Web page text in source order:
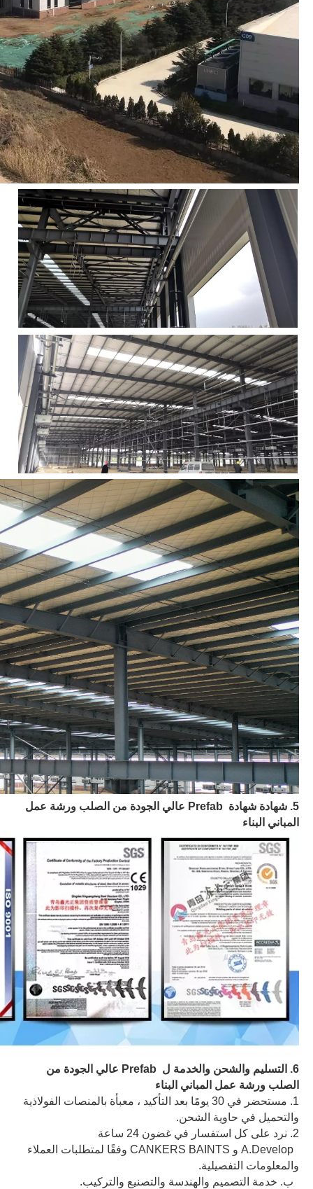
5. شهادة شهادة Prefab عالي الجودة من الصلب ورشة عمل
المباني البناء
6. التسليم والشحن والخدمة ل Prefab عالي الجودة من
الصلب ورشة عمل المباني البناء
1. مستحضر في 30 يومًا بعد التأكيد ، معبأة بالمنصات الفولاذية
والتحميل في حاوية الشحن.
2. نرد على كل استفسار في غضون 24 ساعة
A.Develop و CANKERS BAINTS وفقًا لمتطلبات العملاء
والمعلومات التفصيلية.
ب. خدمة التصميم والهندسة والتصنيع والتركيب.